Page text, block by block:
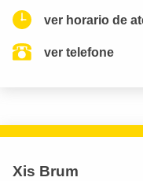
ver horario de
ver telefone
Xis Brum